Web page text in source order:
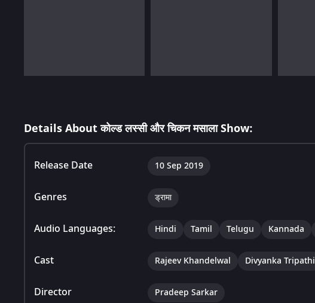
Details About कोल्ड लस्सी और चिकन मसाला Show:
Release Date 10 Sep 2019
Genres ड्रामा
Audio Languages: Hindi Tamil Telugu Kannada
Cast Rajeev Khandelwal Divyanka Tripathi
Director Pradeep Sarkar